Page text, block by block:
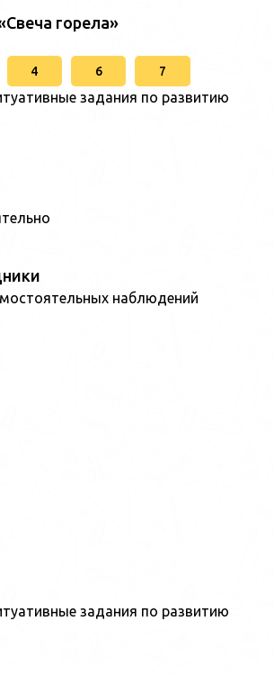
горела»
4 6 7
задания по развитию
наблюдений
задания по развитию